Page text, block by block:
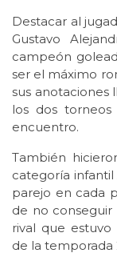
Destacar al
Gustavo
campeón
ser el máximo
sus anotaciones
los dos torneos
encuentro.
También
categoría infantil
parejo en cada
de no
rival que
de la temporada